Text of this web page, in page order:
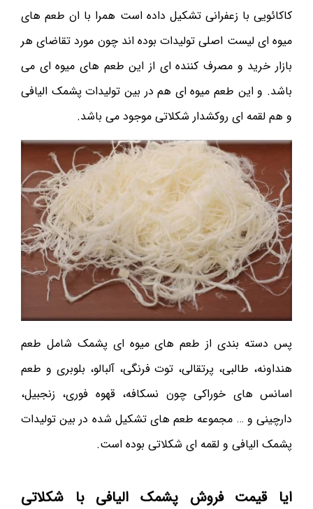
کاکائویی با زعفرانی تشکیل داده است همرا با ان طعم های
میوه ای لیست اصلی تولیدات بوده اند چون مورد تقاضای هر
بازار خرید و مصرف کننده ای از این طعم های میوه ای می
باشد. و این طعم میوه ای هم در بین تولیدات پشمک الیافی
و هم لقمه ای روکشدار شکلاتی موجود می باشد.
پس دسته بندی از طعم های میوه ای پشمک شامل طعم
هنداونه، طالبی، پرتقالی، توت فرنگی، آلبالو، بلوبری و طعم
اسانس های خوراکی چون نسکافه، قهوه فوری، زنجبیل،
دارچینی و … مجموعه طعم های تشکیل شده در بین تولیدات
پشمک الیافی و لقمه ای شکلاتی بوده است.
ایا قیمت فروش پشمک الیافی با شکلاتی